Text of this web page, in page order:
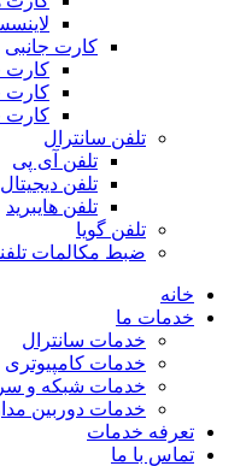
کارت جانبی
کارت
کارت
تلفن سانترال
تلفن آی پی
تلفن دیجیتال
تلفن هایبرید
تلفن گویا
ضبط مکالمات
خانه
خدمات ما
خدمات سانترال
خدمات کامپیوتری
خدمات شبکه و
خدمات دوربین
تعرفه خدمات
تماس با ما